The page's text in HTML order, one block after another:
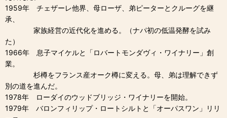
1959年 チェザーレ他界、母ローザ、弟ピーターとクルーグを継
承、
家族経営の近代化を進める。（ナパ初の低温発酵を試み
た）
1966年 息子マイケルと「ロバートモンダヴィ・ワイナリー」創
業。
杉樽をフランス産オーク樽に変える。母、弟は理解できず
別の道を進んだ。
1978年 ローダイのウッドブリッジ・ワイナリーを開始。
1979年 バロンフィリップ・ロートシルトと「オーパスワン」リリ